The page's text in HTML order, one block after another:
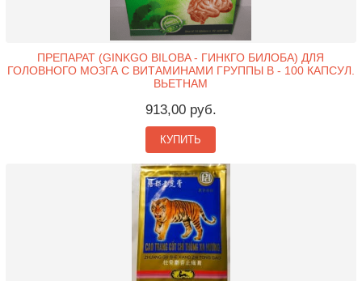
ПРЕПАРАТ (GINKGO BILOBA - ГИНКГО БИЛОБА) ДЛЯ
ГОЛОВНОГО МОЗГА С ВИТАМИНАМИ ГРУППЫ B - 100 КАПСУЛ.
ВЬЕТНАМ
913,00 руб.
КУПИТЬ